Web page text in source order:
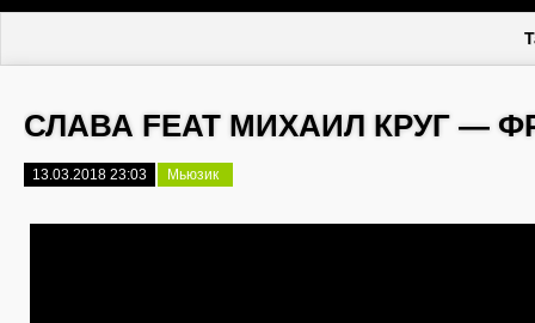
СЛАВА FEAT МИХАИЛ КРУГ —
13.03.2018 23:03 Мьюзик